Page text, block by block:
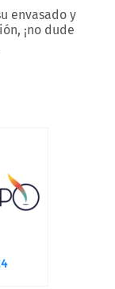
envasado y
, ¡no dude